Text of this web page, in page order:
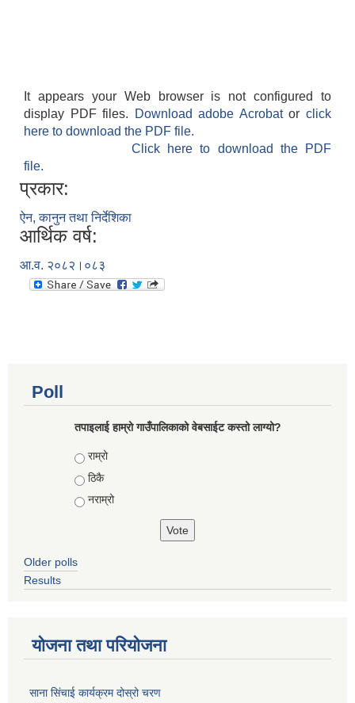
It appears your Web browser is not configured to
display PDF files.
Download adobe Acrobatorclick
here to download the PDF file.
Click here to download the PDF
file.
प्रकार:
ऐन, कानुन तथा निर्देशिका
आर्थिक वर्ष:
आ.व. २०८२।०८३
Poll
तपाइलाई हाम्रो गाउँपालिकाको वेबसाईट कस्तो लाग्यो?
Choices
राम्रो
ठिकै
नराम्रो
Older polls
Results
योजना तथा परियोजना
साना सिंचाई कार्यक्रम दोस्रो चरण